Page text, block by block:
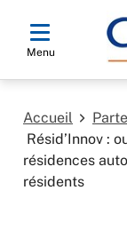
Menu
Accueil
Résid’Innov :
résidences
résidents